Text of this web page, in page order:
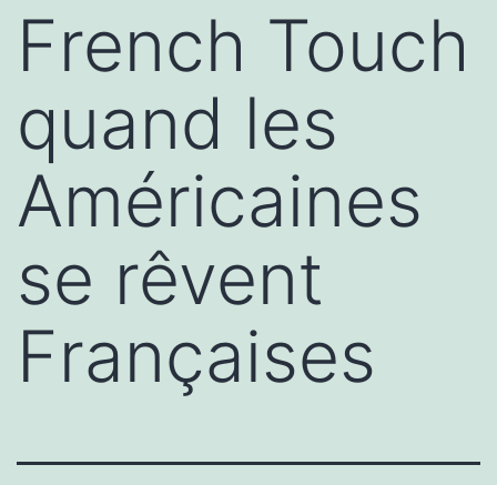
French Touch
quand les
Américaines
se rêvent
Françaises